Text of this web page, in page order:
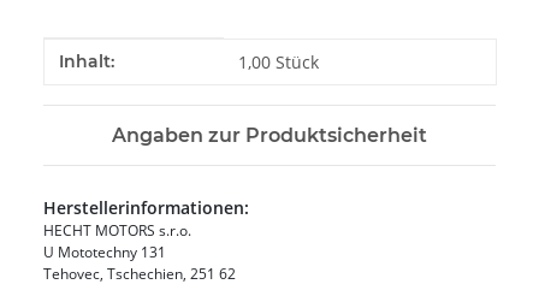
Produkteigenschaft
Wert
Inhalt: 1,00 Stück
Angaben zur Produktsicherheit
Herstellerinformationen:
HECHT MOTORS s.r.o.
U Mototechny 131
Tehovec, Tschechien, 251 62